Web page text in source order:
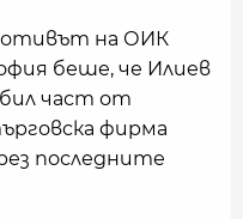
на ОИК
беше, че Илиев
част от
фирма
последните